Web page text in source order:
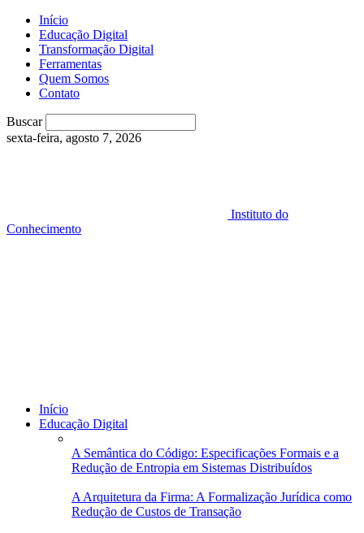
Início
Educação Digital
Transformação Digital
Ferramentas
Quem Somos
Contato
Buscar
sexta-feira, agosto 7, 2026
Instituto do
Conhecimento
Início
Educação Digital
A Semântica do Código: Especificações Formais e a
Redução de Entropia em Sistemas Distribuídos
A Arquitetura da Firma: A Formalização Jurídica como
Redução de Custos de Transação